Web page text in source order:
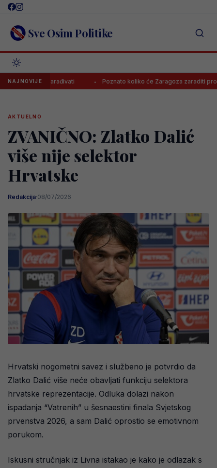
Skip
content Sve Osim Politike
NAJNOVIJE
će zarađivati Poznato koliko će Zaragoza zaraditi prodajom
AKTUELNO
ZVANIČNO: Zlatko Dalić
više nije selektor
Hrvatske
Redakcija·08/07/2026
Hrvatski nogometni savez i službeno je potvrdio da
Zlatko Dalić više neće obavljati funkciju selektora
hrvatske reprezentacije. Odluka dolazi nakon
ispadanja “Vatrenih” u šesnaestini finala Svjetskog
prvenstva 2026, a sam Dalić oprostio se emotivnom
porukom.
Iskusni stručnjak iz Livna istakao je kako je odlazak s